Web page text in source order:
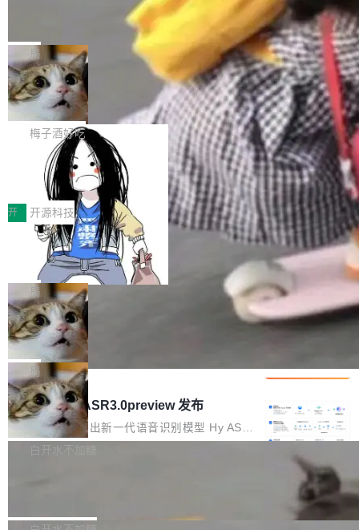
个独立于业务线程的全局通信引擎（Engine），
Coding 从个人辅助工具逐步走向团队级、组织
级应用，企业在规模化落地过程中，对安全性、
可控性和代码质量提出了更高要求。 首先是数据
安全与合规要求。对于大多数普通研发场景，公
有云模型能够满足快速试用和效率提升的需求。
但对于金融、能源、医疗等对数据安全要求较...
产品应用、支撑保障、专题等五大方向。深信服
AI算力网关（AI创新平台）成功入选！ 随着各行
各业的Agent走向规模化建设，算力构成形态逐
渐丰富，用户关注的重点也在发生变化：不只是
让AI用起来，还要进一步看清混合算力时代下，
Token花在哪里、算力是否被充分利用，以及持
续增长的AI成本该如何优化。 深信服AI算力网关
正是围绕这些实际问题，从Token治理和成本治
理两个方面，让用户的每一份算力都看得清、管
得住、用得稳、省得下、更安全！ 一、从现在开
始，Token使用一目...
Jeff Dean 离开 Google：一个时代的结
束，一个实验室的开始
Google 员工编号 20。MapReduce 作者之一。
Bigtable 作者之一。TensorFlow 的作者之一。
Gemini 的架构师。Google 首席科学家。 Jeff D
ean 在 Google 工作了 27 年后，宣布离职。 他
不是一个人走。一同离开的还有 Sanjay Ghema
wat（Google 员工编号 23，Jeff Dean 二十多
年的编程搭档，MapReduce 和 Bigtable 的共同
作者）、Quoc Le（Google 大脑核心成员，Se
q2Seq 和 DocAI 的共同发明人）以及 Oriol Vin
yals（Gemini 联合负责人，AlphaSta...
局
🔥 SolonCode v2026.8.4 发布：界面
字体可调、22 种语言、记忆搜索增强
打开终端就能上岗的全中文编码智能体，这一轮
把「看得清、用母语、记得住」三件事一次补
齐。 SolonCode 是什么 SolonCode 是杭州无
耳科技研发的企业级终端编码智能体——一位全
中文驱动的数字员工，自主理解需求、规划步
骤、编写代码。不挑模型、不挑平台，curl 一行
装完即用。 开源地址：Gitee · GitCode · GitHu
b 安装 支持 Java 8+（8~26）、macOS / Linu
x / Windows / Harmony PC。 # macOS / Linu
x / Harmony PC curl -fsSL https://solon.noea
r.org/solon...
梅子酒好吃
让“代码语义理解”深度释放AI Coding
价值潜能：华为云码道（CodeArts）
代码仓技术解析
一、代码仓深度理解技术的作用与价值 在软件工
程实践中，代码仓是企业核心知识资产的主要载
体。企业级代码仓库通常包含数十万乃至数百万
个文件，其规模远超单次模型调用可承载的上下
文窗口。随着项目规模的持续扩张与代码历史的
不断累积，代码仓中的模块关系、接口契约、业
务逻辑等关键信息往往分散于数十乃至数百个文
件之中，形成高度复杂的知识关联网络。传统的
代码检索手段（如关键词匹配、目录遍历）仅能
在语法层面完成文本定位，难以触及代码的语义
内涵与结构关联，导致开发者使用代码智能体在
理解大规模代码仓时面临显著"代码仓理解"瓶
颈。 代码仓深度理解服务（以下简称" CodeBas
e深度理解服务"）是华为云码道（CodeA...
开 开源科技
一条“删库”命令跑 17 小时，算法工程
师删光 89TB 数据只为干私活
最高人民检察院8月4日公布了一起案件：北京一
名90后算法工程师王某，为了给自己接的私活腾
服务器空间，删光了公司AI游戏部门的全部核心
数据。 王某2024年1月入职东城区某科技公司AI
短剧部门，有互联网大厂背景。在公司内部架构
调整期间，部门三次通知全员将数据从A集群迁
移到B集群，王某都回复了"收到"。 他没有迁移
数据。2024年9月3日下午4点，他使用此前登录
的账号密码进入A集群，输入了一条被程序员圈
称为"删库跑路"的命令——最高管理员权限、无
自研的多个文生3D和...
局
Cloudflare 分享推理优化实践：KV ca
che 量化 + 权重压缩，吞吐量提升 4
1%，成本降 30%
Kimi 和 GLM 是当前最强的大模型系列之一，但
它们有一个共同的问题：太吃显存了。月之暗面
的 Kimi K 系列和智谱的 GLM 都是长上下文、M
oE 架构的大模型，好用到让人上瘾，但 GPU 显
存永远不够用。 Cloudflare 的 Workers AI 团队
一直在跑这些模型的推理。他们在官方博客上发
整性保护。效果是：吞吐量提升 41%，每 token
局
腾讯混元 Hy ASR3.0preview 发布
腾讯混元正式推出新一代语音识别模型 Hy ASR
3.0preview。基于最新一代大语言模型 Hy3 的
让语音识别不再只是听清，而是真正听懂。通过
白开水不加糖
新和少量网页兼容性修复版本。 Changes/fixe